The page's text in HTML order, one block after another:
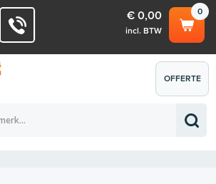
0
€ 0,00
incl. BTW
(incl. BTW) € 0,00
OFFERTE
AANVRAGEN